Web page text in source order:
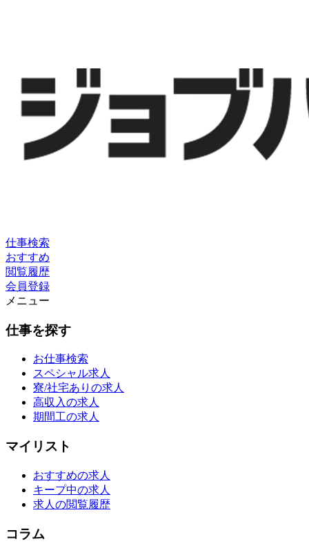
仕事検索
おすすめ
閲覧履歴
会員登録
メニュー
仕事を探す
お仕事検索
スペシャル求人
寮/社宅ありの求人
高収入の求人
期間工の求人
マイリスト
おすすめの求人
キープ中の求人
求人の閲覧履歴
コラム